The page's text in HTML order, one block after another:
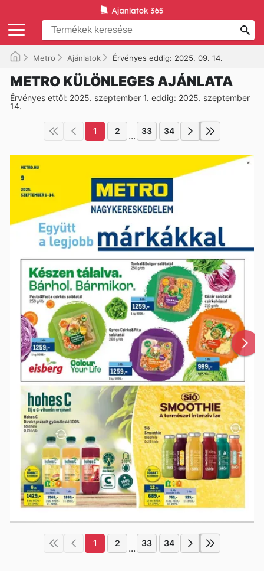
Metro Ajánlatok Érvényes eddig: 2025. 09. 14.
METRO KÜLÖNLEGES AJÁNLATA
Érvényes ettől: 2025. szeptember 1. eddig: 2025. szeptember
14.
1 2 ... 33 34
1 2 ... 33 34